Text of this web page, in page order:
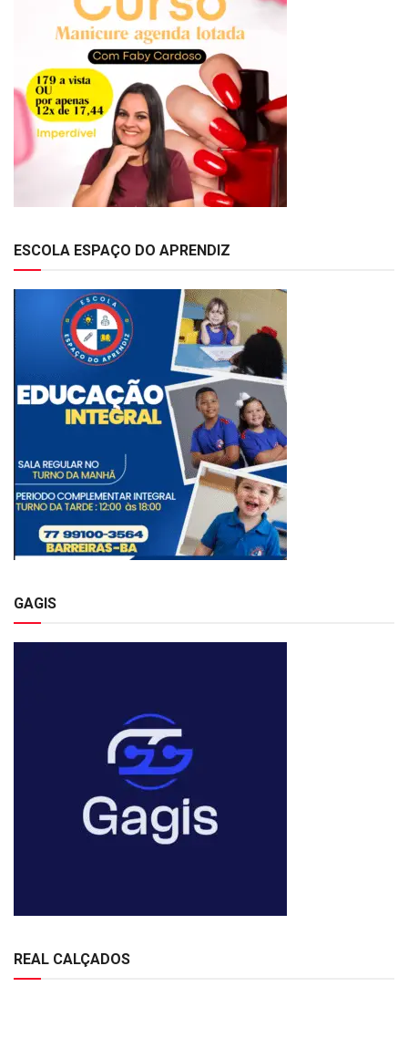
ESCOLA ESPAÇO DO APRENDIZ
GAGIS
REAL CALÇADOS